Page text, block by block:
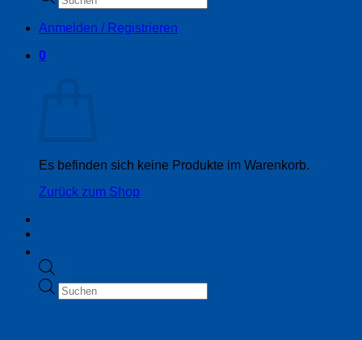
search
Anmelden / Registrieren
0
Es befinden sich keine Produkte im Warenkorb.
Zurück zum Shop
Products
search